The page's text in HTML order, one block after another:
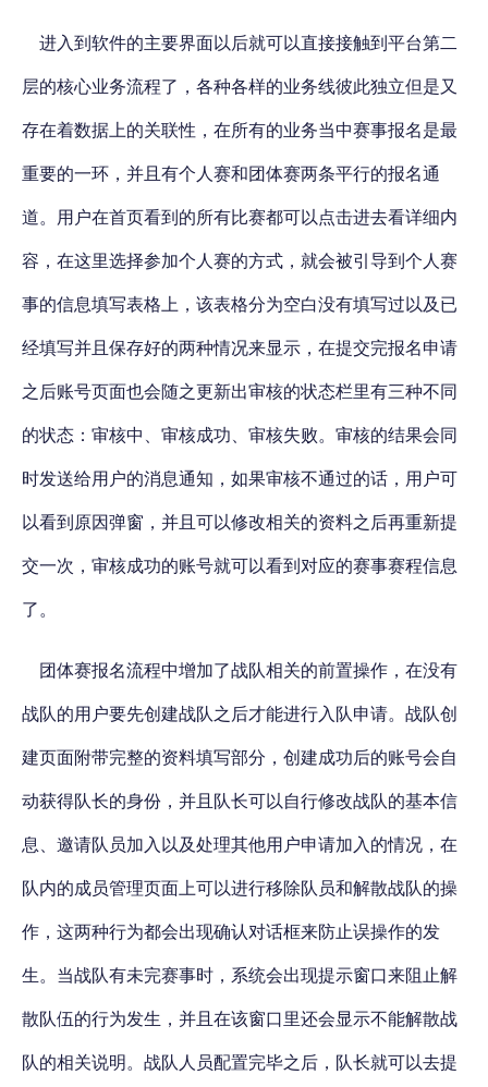
进入到软件的主要界面以后就可以直接接触到平台第二
层的核心业务流程了，各种各样的业务线彼此独立但是又
存在着数据上的关联性，在所有的业务当中赛事报名是最
重要的一环，并且有个人赛和团体赛两条平行的报名通
道。用户在首页看到的所有比赛都可以点击进去看详细内
容，在这里选择参加个人赛的方式，就会被引导到个人赛
事的信息填写表格上，该表格分为空白没有填写过以及已
经填写并且保存好的两种情况来显示，在提交完报名申请
之后账号页面也会随之更新出审核的状态栏里有三种不同
的状态：审核中、审核成功、审核失败。审核的结果会同
时发送给用户的消息通知，如果审核不通过的话，用户可
以看到原因弹窗，并且可以修改相关的资料之后再重新提
交一次，审核成功的账号就可以看到对应的赛事赛程信息
了。
团体赛报名流程中增加了战队相关的前置操作，在没有
战队的用户要先创建战队之后才能进行入队申请。战队创
建页面附带完整的资料填写部分，创建成功后的账号会自
动获得队长的身份，并且队长可以自行修改战队的基本信
息、邀请队员加入以及处理其他用户申请加入的情况，在
队内的成员管理页面上可以进行移除队员和解散战队的操
作，这两种行为都会出现确认对话框来防止误操作的发
生。当战队有未完赛事时，系统会出现提示窗口来阻止解
散队伍的行为发生，并且在该窗口里还会显示不能解散战
队的相关说明。战队人员配置完毕之后，队长就可以去提